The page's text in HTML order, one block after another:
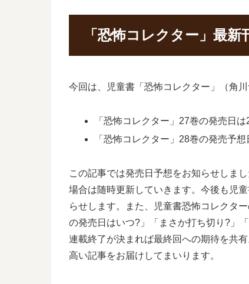
「恐怖コレクター」最
今回は、児童書「恐怖コレクター」（角
「恐怖コレクター」27巻の発売日
「恐怖コレクター」28巻の発売予
この記事では発売日予想をお知らせしま
場合は随時更新していきます。今後も児
らせします。また、児童書恐怖コレクタ
の発売日はいつ?」「まさか打ち切り?」
連載終了が決まれば最終回への期待を共
高い記事をお届けしてまいります。